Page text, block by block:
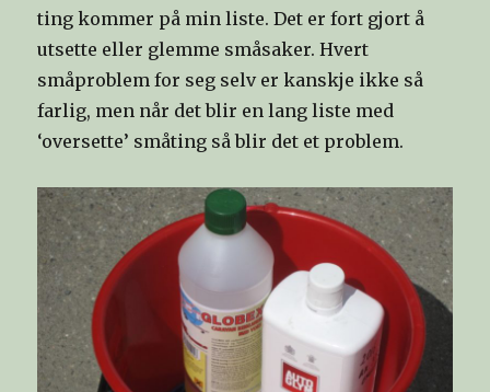
ting kommer på min liste. Det er fort gjort å
utsette eller glemme småsaker. Hvert
småproblem for seg selv er kanskje ikke så
farlig, men når det blir en lang liste med
‘oversette’ småting så blir det et problem.